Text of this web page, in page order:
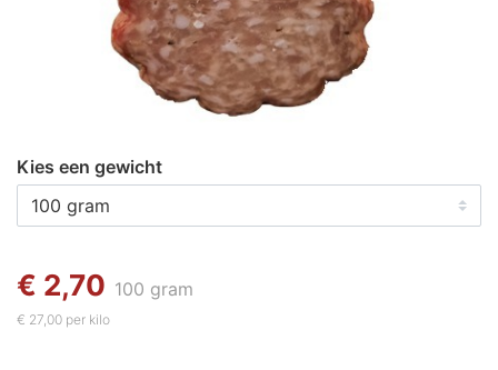
Kies een gewicht
€ 2,70 100 gram
€ 27,00 per kilo